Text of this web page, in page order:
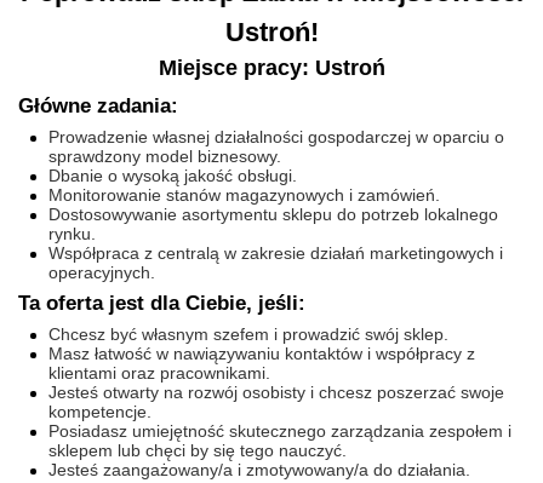
Ustroń!
Miejsce pracy: Ustroń
Główne zadania:
Prowadzenie własnej działalności gospodarczej w oparciu o
sprawdzony model biznesowy.
Dbanie o wysoką jakość obsługi.
Monitorowanie stanów magazynowych i zamówień.
Dostosowywanie asortymentu sklepu do potrzeb lokalnego
rynku.
Współpraca z centralą w zakresie działań marketingowych i
operacyjnych.
Ta oferta jest dla Ciebie, jeśli:
Chcesz być własnym szefem i prowadzić swój sklep.
Masz łatwość w nawiązywaniu kontaktów i współpracy z
klientami oraz pracownikami.
Jesteś otwarty na rozwój osobisty i chcesz poszerzać swoje
kompetencje.
Posiadasz umiejętność skutecznego zarządzania zespołem i
sklepem lub chęci by się tego nauczyć.
Jesteś zaangażowany/a i zmotywowany/a do działania.